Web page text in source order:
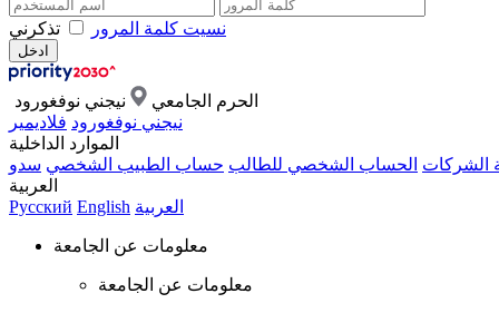
نسيت كلمة المرور تذكرني
الحرم الجامعي
نيجني نوفغورود
نيجني نوفغورود فلاديمير
الموارد الداخلية
الشركات الحساب الشخصي للطالب حساب الطبيب الشخصي سدو
العربية
Русский English العربية
معلومات عن الجامعة
معلومات عن الجامعة